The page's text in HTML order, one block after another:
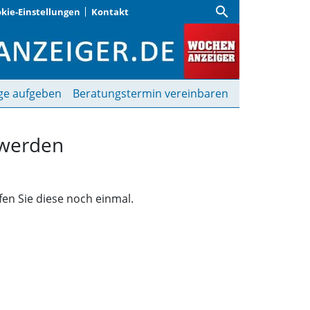
Einstellungen Kontakt search
|
aufgeben Beratungstermin vereinbaren
Sie diese noch einmal.